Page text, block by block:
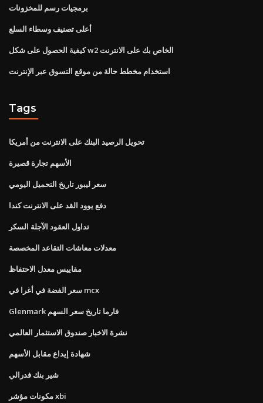
برمجيات رسم للمخزونات
أعلى تصنيف وسطاء السلع
كيفية الحصول على شكل w2 الخاص بك على الانترنت
استخدام مخطط حالة من موقع التسوق عبر الإنترنت
Tags
تحويل الرصيد البنك على الانترنت من أمريكا
الأسهم تجارة قصيرة
سعر ليبور تاريخ التحميل اليومي
دفع يوود القد على الانترنت كندا
تداول العقود الآجلة السكر
معدلات معاشات التقاعد المخصصة
مقاييس معدل الاحتفاظ
سعر الفضة في أغرا في mcx
Glenmark فارما تاريخ سعر السهم
نشرة الاخبار صندوق الاستثمار العالمي
شهادة إيداع مقابل الأسهم
شير بنك فدرالي
مكونات مؤشر xbi